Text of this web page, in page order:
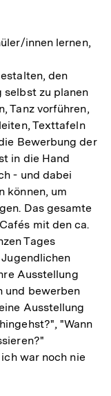
innen lernen,
den
zu planen
Tanz vorführen,
Texttafeln
Bewerbung der
in die Hand
- und dabei
können, um
Das gesamte
mit den ca.
Tages
Ausstellung
und bewerben
Ausstellung
"Wann
war noch nie